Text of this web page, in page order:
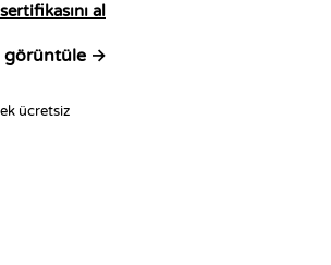
al
görüntüle →
ücretsiz